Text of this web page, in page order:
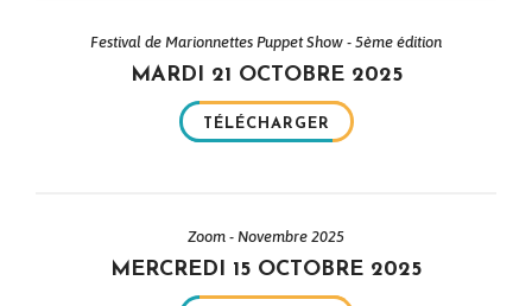
Festival de Marionnettes Puppet Show - 5ème édition
MARDI 21 OCTOBRE 2025
TÉLÉCHARGER
Zoom - Novembre 2025
MERCREDI 15 OCTOBRE 2025